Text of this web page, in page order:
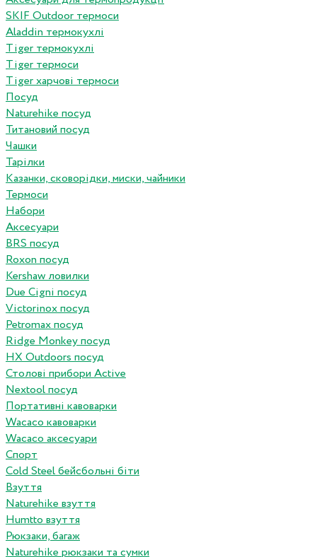
SKIF Outdoor термоси
Aladdin термокухлі
Tiger термокухлі
Tiger термоси
Tiger харчові термоси
Посуд
Naturehike посуд
Титановий посуд
Чашки
Тарілки
Казанки, сковорідки, миски, чайники
Термоси
Набори
Аксесуари
BRS посуд
Roxon посуд
Kershaw ловилки
Due Cigni посуд
Victorinox посуд
Petromax посуд
Ridge Monkey посуд
HX Outdoors посуд
Столові прибори Active
Nextool посуд
Портативні кавоварки
Wacaco кавоварки
Wacaco аксесуари
Спорт
Cold Steel бейсбольні біти
Взуття
Naturehike взуття
Humtto взуття
Рюкзаки, багаж
Naturehike рюкзаки та сумки